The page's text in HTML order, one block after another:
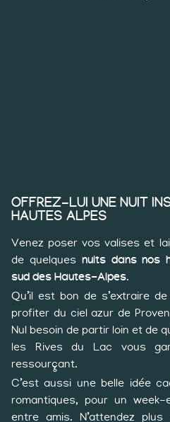
OFFREZ-LUI UNE NUIT
HAUTES ALPES
Venez poser vos valises et
de quelques nuits dans nos
sud des Hautes-Alpes.
Qu’il est bon de s’extraire
profiter du ciel azur de
Nul besoin de partir loin et de
les Rives du Lac vous
ressourçant.
C’est aussi une belle idée
romantiques, pour un
entre amis. N’attendez